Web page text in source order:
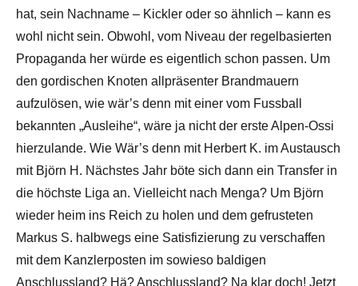
hat, sein Nachname – Kickler oder so ähnlich – kann es
wohl nicht sein. Obwohl, vom Niveau der regelbasierten
Propaganda her würde es eigentlich schon passen. Um
den gordischen Knoten allpräsenter Brandmauern
aufzulösen, wie wär’s denn mit einer vom Fussball
bekannten „Ausleihe“, wäre ja nicht der erste Alpen-Ossi
hierzulande. Wie Wär’s denn mit Herbert K. im Austausch
mit Björn H. Nächstes Jahr böte sich dann ein Transfer in
die höchste Liga an. Vielleicht nach Menga? Um Björn
wieder heim ins Reich zu holen und dem gefrusteten
Markus S. halbwegs eine Satisfizierung zu verschaffen
mit dem Kanzlerposten im sowieso baldigen
Anschlussland? Hä? Anschlussland? Na klar doch! Jetzt